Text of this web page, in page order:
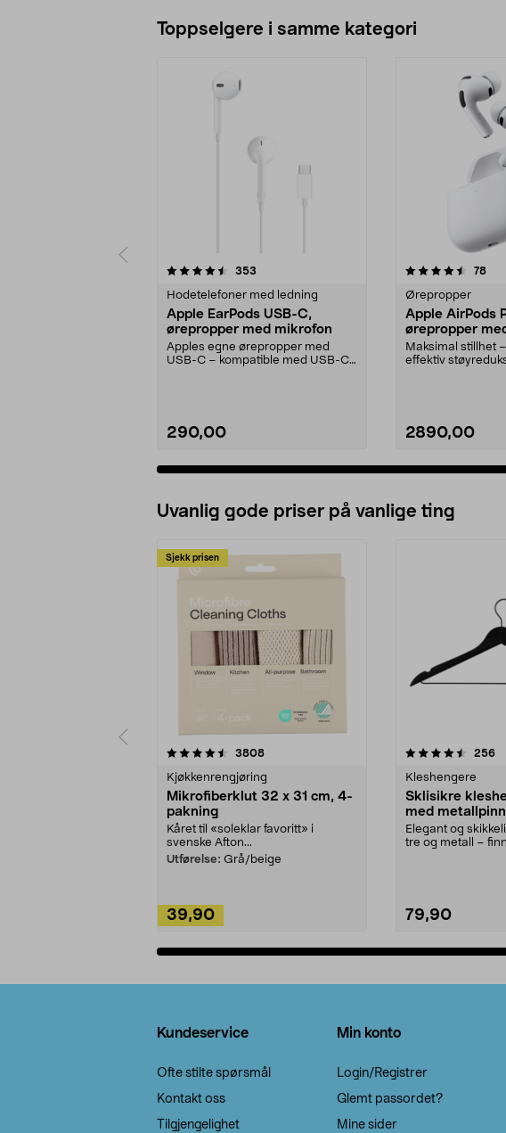
Toppselgere i samme kategori
353
Hodetelefoner med ledning
Apple EarPods USB-C,
ørepropper med mikrofon
Apples egne ørepropper med
USB-C – kompatible med USB-C-
290,00
4.5 av 5 stjerner 78
Ørepropper
Apple AirPods
ørepropper
støyreduksjon
Maksimal stillhet
effektiv
2890,00
4.5 av 5
Uvanlig gode priser på vanlige ting
Sjekk prisen
3808anmeldelser
Kjøkkenrengjøring
Mikrofiberklut 32 x 31 cm, 4-
pakning
Kåret til «soleklar favoritt» i
svenske Afton...
Utførelse: Grå/beige
39,90
4.5av 5 stjerner 256
Kleshengere
Sklisikre
med
Elegant og
tre og metall –
79,90
4.5av 5
Kundeservice
Ofte stilte spørsmål
Kontakt oss
Tilgjengelighet
Min konto
Login/Registrer
Glemt passordet?
Mine sider